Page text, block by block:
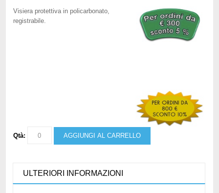
Visiera protettiva in policarbonato,
registrabile.
Qtà: AGGIUNGI AL CARRELLO
ULTERIORI INFORMAZIONI